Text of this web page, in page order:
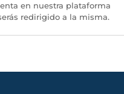
en nuestra plataforma
redirigido a la misma.